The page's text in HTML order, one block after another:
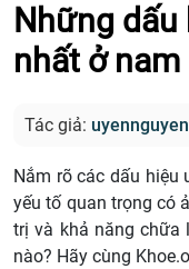
Những
nhất ở
Tác giả: uyennguyen
Nắm rõ các dấu
yếu tố quan trọng có
trị và khả năng chữa
nào? Hãy cùng